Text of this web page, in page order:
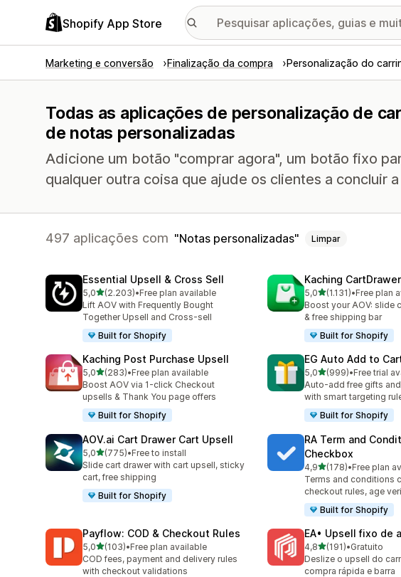
Shopify App Store
Marketing e conversão Finalização da compra Personalização do
Todas as aplicações de personalização de
de notas personalizadas
Adicione um botão "comprar agora", um botão fixo
qualquer outra coisa que ajude os clientes a concluir
497 aplicações com Notas personalizadas Limpar
Essential Upsell & Cross Sell
5,0de 5 estrelas
(2.203)
2203 total de avaliações
•Free plan available
Lift AOV with Frequently Bought
Together Upsell and Cross-sell
Built for Shopify
Kaching
5,0de 5 estrelas
(1.131)
1131 total de
•Free plan
Boost your AOV: slide
& free shipping bar
Built for Shopify
Kaching Post Purchase Upsell
5,0de 5 estrelas
(283)
283 total de avaliações
•Free plan available
Boost AOV via 1-click Checkout
upsells & Thank You page offers
Built for Shopify
EG Auto Add to
5,0de 5 estrelas
(999)
999 total de avaliações
•Free trial
Auto-add free gifts
with smart targeting
Built for Shopify
AOV.ai Cart Drawer Cart Upsell
5,0de 5 estrelas
(775)
775 total de avaliações
•Free to install
Slide cart drawer with cart upsell, sticky
cart, free shipping
Built for Shopify
RA Term and
Checkbox
4,9de 5 estrelas
(178)
178 total de avaliações
•Free plan
Terms and conditions
checkout rules, age
Built for Shopify
Payflow: COD & Checkout Rules
5,0de 5 estrelas
(103)
103 total de avaliações
•Free plan available
COD fees, payment and delivery rules
with checkout validations
EA• Upsell fixo de
4,8de 5 estrelas
(191)
191 total de avaliações
•Gratuito
Deslize o upsell do
compra rápida e barra